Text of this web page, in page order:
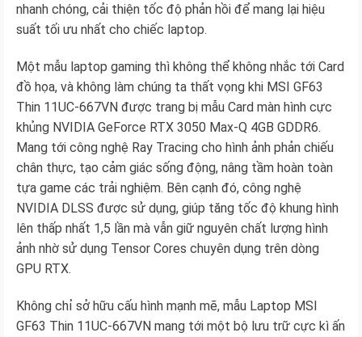
nhanh chóng, cải thiện tốc độ phản hồi để mang lại hiệu
suất tối ưu nhất cho chiếc laptop.
Một mẫu laptop gaming thì không thể không nhắc tới Card
đồ họa, và không làm chúng ta thất vọng khi MSI GF63
Thin 11UC-667VN được trang bị mẫu Card màn hình cực
khủng NVIDIA GeForce RTX 3050 Max-Q 4GB GDDR6.
Mang tới công nghệ Ray Tracing cho hình ảnh phản chiếu
chân thực, tạo cảm giác sống động, nâng tầm hoàn toàn
tựa game các trải nghiệm. Bên cạnh đó, công nghệ
NVIDIA DLSS được sử dụng, giúp tăng tốc độ khung hình
lên thấp nhất 1,5 lần mà vẫn giữ nguyên chất lượng hình
ảnh nhờ sử dụng Tensor Cores chuyên dụng trên dòng
GPU RTX.
Không chỉ sở hữu cấu hình mạnh mẽ, mẫu Laptop MSI
GF63 Thin 11UC-667VN mang tới một bộ lưu trữ cực kì ấn